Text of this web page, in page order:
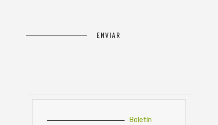
Boletín